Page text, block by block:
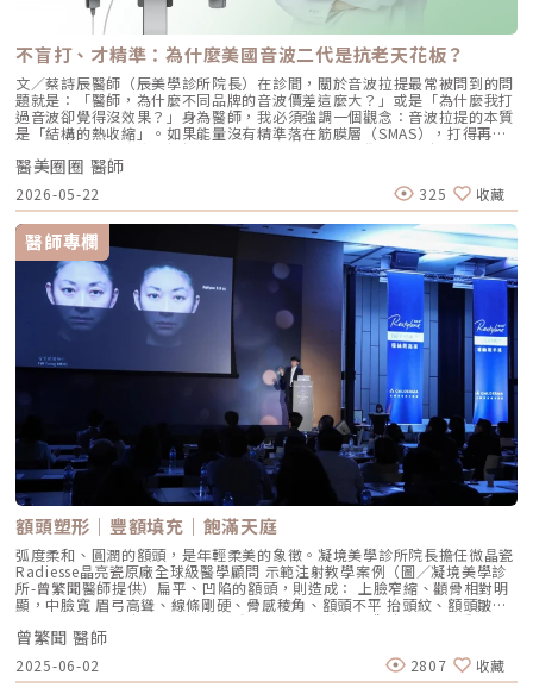
脂肪層，因此不只對於較肥厚的肉肉臉有更好的除皺緊膚效果，還能夠治療
身體紋路如妊娠紋、肥胖紋等等。在臉上如果更因此能夠加熱到其他儀器無
法達到的深度，超越電音雙波的效果，深層拉提，緊膚除皺。（圖／杰膚美
診所-李杰年醫師提供）杰膚美診所時空E電波學術交流里程碑20250112馬
來西亞BTL Aesthetics Asia Masterclassu亞洲醫美專家交流會20241010
李杰年院長至馬來西亞分享獨創時空E電波「Soft Lift 8多層次治療技術」
20240908 秋季美容醫學國際學術研討會-領航講解EMFACE(菲斯波)
Exion(時空E電波) CHAUME′XO(外泌體)（圖／杰膚美診所-李杰年醫師提
供）推薦時空E電波改善膚質、消除皺紋雙效合一時空E電波BTL EXION與
鳳凰電波一樣是單極式電波，能夠精準的深入肌膚進行加熱促進膠原蛋白增
生，並且具有AI智能偵測系統，精準安全的輸出能量，使用微針能針對凹凸
不平的膚質進行改善，使毛孔變小、絲滑肌膚。時空E電波超越目前微針電
波的治療極限，治療深度達8mm，能夠淺、中、深的改善肌膚問題，卻又
不傷表皮，因此成為熱門的電波拉皮推薦選項，如果只能夠選一台電波，時
空E電波會成為您緊膚除皺的最佳夥伴。《點擊看完整文章介紹》文章轉載
自「杰膚美診所-李杰年醫師專欄」
不盲打、才精準：為什麼美國音波二代是抗老天花板？
文／蔡詩辰醫師（辰美學診所院長）在診間，關於音波拉提最常被問到的問
題就是：「醫師，為什麼不同品牌的音波價差這麼大？」或是「為什麼我打
過音波卻覺得沒效果？」身為醫師，我必須強調一個觀念：音波拉提的本質
是「結構的熱收縮」。如果能量沒有精準落在筋膜層（SMAS），打得再
多、再痛，效果都會大打折扣。這就是為什麼在辰美學，我堅持引進 美國
音波二代 Ultherapy Prime，因為在抗老的領域裡，「看得到」比「打得
多」更重要。一、 為什麼音波拉提需要即時影像導引（See-Plan-
Treat）：讓醫師擁有導航的眼睛許多韓系音波多採取「盲打」模式，醫師
僅能憑手感推測筋膜層位置。而美國音波二代優化了專利 即時影像技術，
讓我在施作當下能清楚透過雙倍清晰的影像，觀察真皮組織、皮下脂肪層、
筋膜層、肌肉層及骨骼等結構 。這對客人的意義是什麼？ 避開神經與骨
骼：大幅降低燙傷風險與不必要的痛感。 每一條都有效：確保能量精準釋
放在筋膜層，引發最有效的收縮拉提效果，而非浪費在脂肪或肌肉層。二、
二代 Prime 的技術飛躍：更快、更深、更舒適身為二代 Prime 的使用者，
我明顯感受到技術革新帶來的優勢。二代的治療速度提升了約 20%，且能
量輸出更加穩定均勻。對客人而言，這代表施作時間縮短、痛感減輕約
30%。更重要的是，熱凝結點（TCPs）的分佈更加精密，術後的緊緻感會
比上一代更具細緻度。三、 蔡醫師觀點：美國音波二代多久有效果？維持
時間多久？ 這是我經常需要與客人溝通的抗老邏輯：音波的效果是「由內
而外」的修復過程。 即時反應：術後當下因受熱收縮，會感到皮膚微緊。
膠原新生期（1-3 個月）：這是最有感的階段，下顎線會變得清晰，法令紋
也會因為組織被往上拉而變淺。 巔峰維持（3-6 個月）：此時膠原蛋白增生
最為完整，輪廓線的精緻感達到頂峰。效果通常可維持 12 至 18 個月。
四、 誰適合美國音波二代 Ultherapy Prime？ 輪廓線模糊者：感覺臉部線
條不再俐落，下顎線消失。 眼周下垂與細紋：透過 1.5mm 探頭，能有效拉
提眉眼，讓眼神重現神采。 追求自然拉提：害怕過度填充導致的僵硬感，
希望能找回天生緊實感。 追求效率與精準度的族群：音波拉提的關鍵並非
條數，而是每一道能量是否命中正確SMAS筋膜層。五、 專業精選 10 題
QA：直擊核心意圖Q1：美國音波二代與一代有什麼差別？二代 Prime 提升
了施作速度與影像解析度，並透過智能能量控制大幅降低疼痛感，讓療程更
高效、舒適。Q2：打美音二代需要全身麻醉嗎？不需要。這是一項非侵入
性療程，在辰美學我們會透過專業麻醉流程讓痛感降至「可忍受」的範圍。
Q3：美國音波二代多久有效果？術後 1 個月開始感覺緊緻，3-6 個月達到
最佳拉提效果。Q4：美音二代效果可以維持多久？通常可維持 12-18 個
月，臨床統計一年後的滿意度仍高達 95%。Q5：音波二代與電波有什麼差
別？音波針對深層「拉提」，電波針對全層「緊緻」。兩者常搭配施作，達
到 1+1>2 的效果。Q6：打完美國音波二代會有修復期嗎？幾乎沒有。少部
醫美圈圈 醫師
2026-05-22 325 收藏
醫師專欄
額頭塑形｜豐額填充｜飽滿天庭
弧度柔和、圓潤的額頭，是年輕柔美的象徵。凝境美學診所院長擔任微晶瓷
Radiesse晶亮瓷原廠全球級醫學顧問 示範注射教學案例（圖／凝境美學診
所-曾繁聞醫師提供）扁平、凹陷的額頭，則造成： 上臉窄縮、顴骨相對明
顯，中臉寬 眉弓高聳、線條剛硬、骨感稜角、額頭不平 抬頭紋、額頭皺紋
明顯 眉毛、上眼皮失去支撐而下垂 凸眼、腫眼泡的外觀瑞絲朗女神動態玻
尿酸原廠指定凝境美學診所院長示範注射教學案例（圖／凝境美學診所-曾
繁聞醫師提供）額頭扁平凹陷的形成原因： 先天額頭骨骼發育形狀 老化造
成體積流失額頭凹陷的治療方式相對於老化額頭的凹陷、眼眶骨稜角突出，
年輕幼態的額頭是比較圓潤飽滿的，就像小孩子豐滿的額頭曲線。改善額頭
曾繁聞 醫師
2025-06-02 2807 收藏